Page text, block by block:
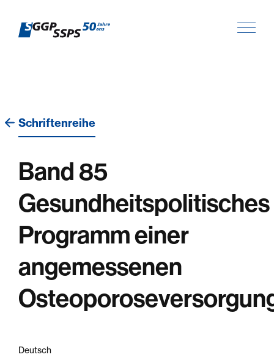
Schriftenreihe
Band 85
Gesundheitspolitisches
Programm einer
angemessenen
Deutsch